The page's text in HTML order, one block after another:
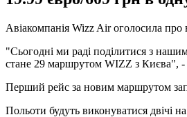
Авіакомпанія Wizz Air оголосила
"Сьогодні ми раді поділитися з
стане 29 маршрутом WIZZ з Києва", -
Перший рейс за новим маршрутом
Польоти будуть виконуватися двічі